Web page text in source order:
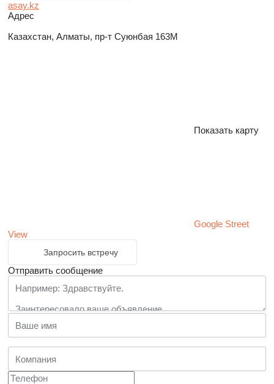
asay.kz
Адрес
Казахстан, Алматы, пр-т Суюнбая 163М
Показать карту
Google Street
View
Запросить встречу
Отправить сообщение